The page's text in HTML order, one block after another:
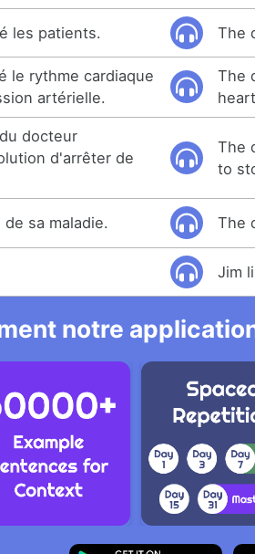
les patients. The
le rythme cardiaque
artérielle.
The
docteur
d'arrêter de
The
to
sa maladie. The
Jim
notre